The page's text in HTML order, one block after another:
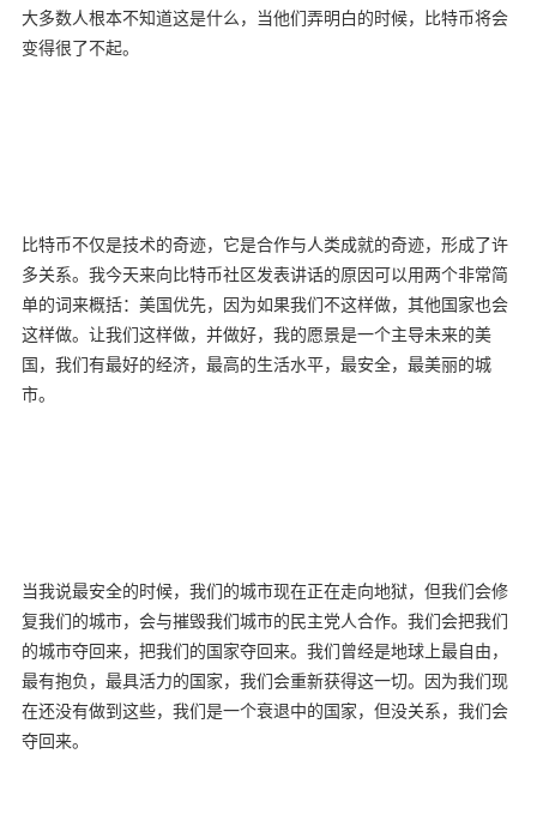
大多数人根本不知道这是什么，当他们弄明白的时候，比特币将会
变得很了不起。
比特币不仅是技术的奇迹，它是合作与人类成就的奇迹，形成了许
多关系。我今天来向比特币社区发表讲话的原因可以用两个非常简
单的词来概括：美国优先，因为如果我们不这样做，其他国家也会
这样做。让我们这样做，并做好，我的愿景是一个主导未来的美
国，我们有最好的经济，最高的生活水平，最安全，最美丽的城
市。
当我说最安全的时候，我们的城市现在正在走向地狱，但我们会修
复我们的城市，会与摧毁我们城市的民主党人合作。我们会把我们
的城市夺回来，把我们的国家夺回来。我们曾经是地球上最自由，
最有抱负，最具活力的国家，我们会重新获得这一切。因为我们现
在还没有做到这些，我们是一个衰退中的国家，但没关系，我们会
夺回来。